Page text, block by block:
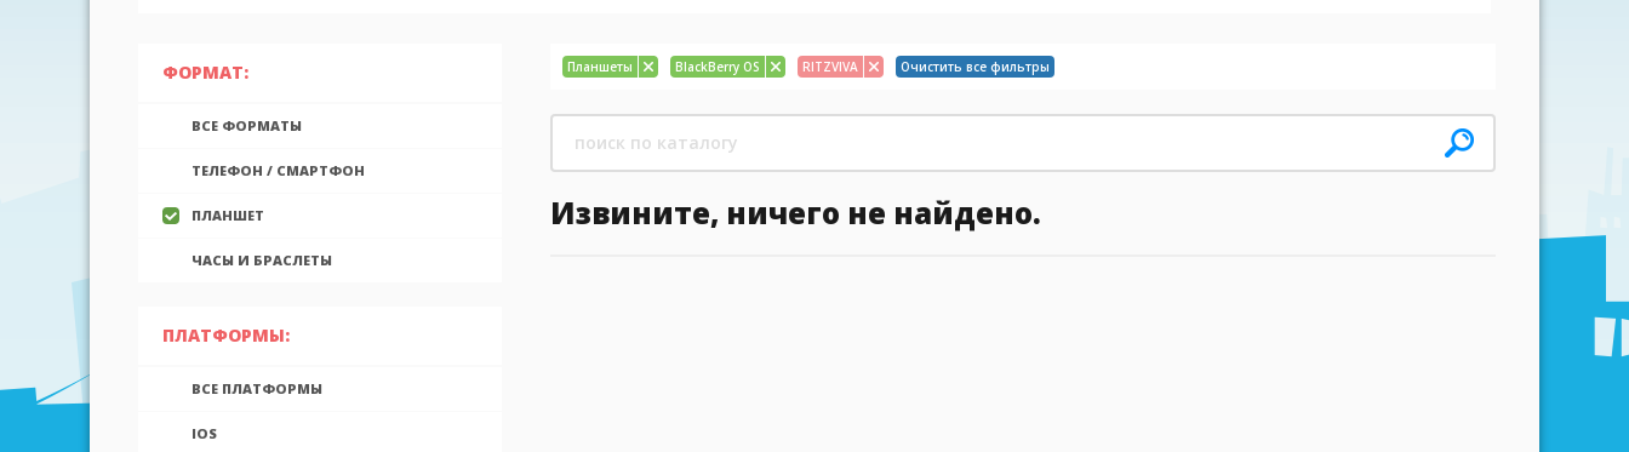
ФОРМАТ:
ВСЕ ФОРМАТЫ
ТЕЛЕФОН / СМАРТФОН
ПЛАНШЕТ
ЧАСЫ И БРАСЛЕТЫ
ПЛАТФОРМЫ:
ВСЕ ПЛАТФОРМЫ
IOS
Планшеты BlackBerry OS RITZVIVA Очистить все фильтры
Извините, ничего не найдено.